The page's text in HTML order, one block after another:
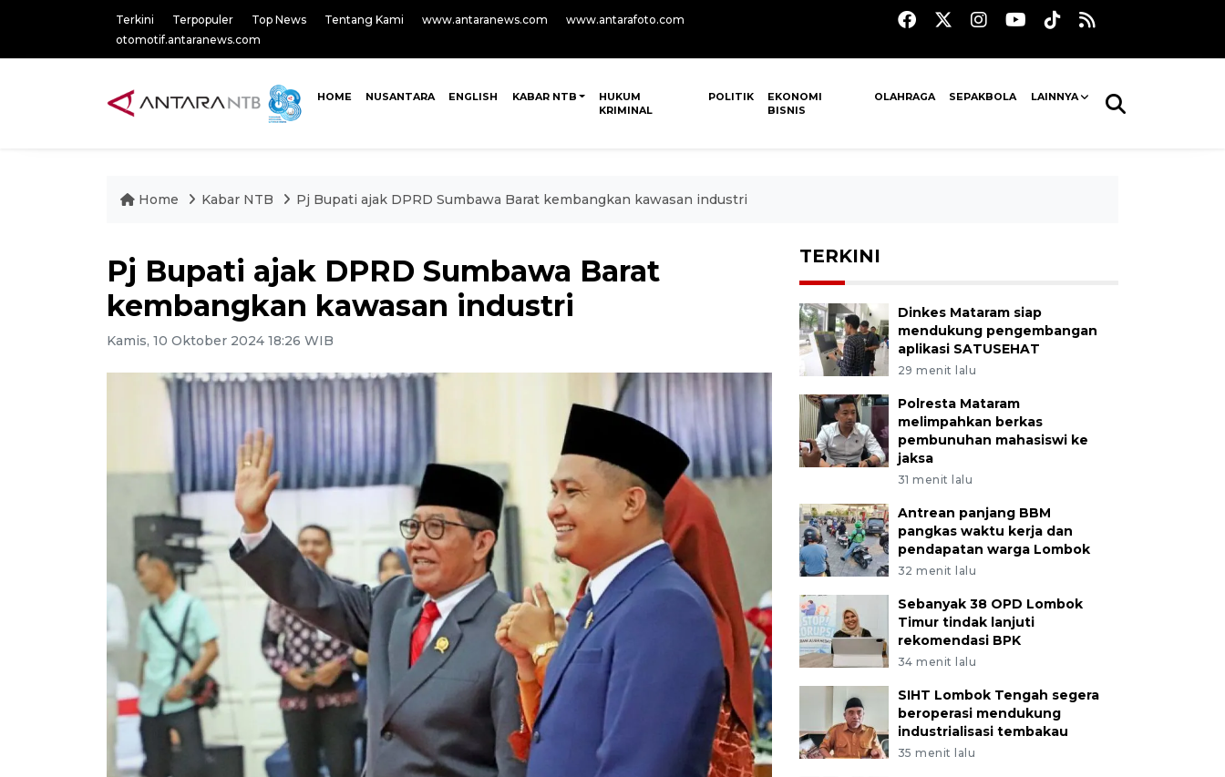
Terkini Terpopuler Top News Tentang Kami www.antaranews.com
www.antarafoto.com
otomotif.antaranews.com
HOME NUSANTARA ENGLISH KABAR NTB
HUKUM
KRIMINAL
POLITIK
EKONOMI
BISNIS
OLAHRAGA SEPAKBOLA LAINNYA
Home Kabar NTB Pj Bupati ajak DPRD Sumbawa Barat kembangkan kawasan industri
Pj Bupati ajak DPRD Sumbawa Barat
kembangkan kawasan industri
Kamis, 10 Oktober 2024 18:26 WIB
TERKINI
Dinkes Mataram siap
mendukung pengembangan
aplikasi SATUSEHAT
29 menit lalu
Polresta Mataram
melimpahkan berkas
pembunuhan mahasiswi ke
jaksa
31 menit lalu
Antrean panjang BBM
pangkas waktu kerja dan
pendapatan warga Lombok
32 menit lalu
Sebanyak 38 OPD Lombok
Timur tindak lanjuti
rekomendasi BPK
34 menit lalu
SIHT Lombok Tengah segera
beroperasi mendukung
industrialisasi tembakau
35 menit lalu